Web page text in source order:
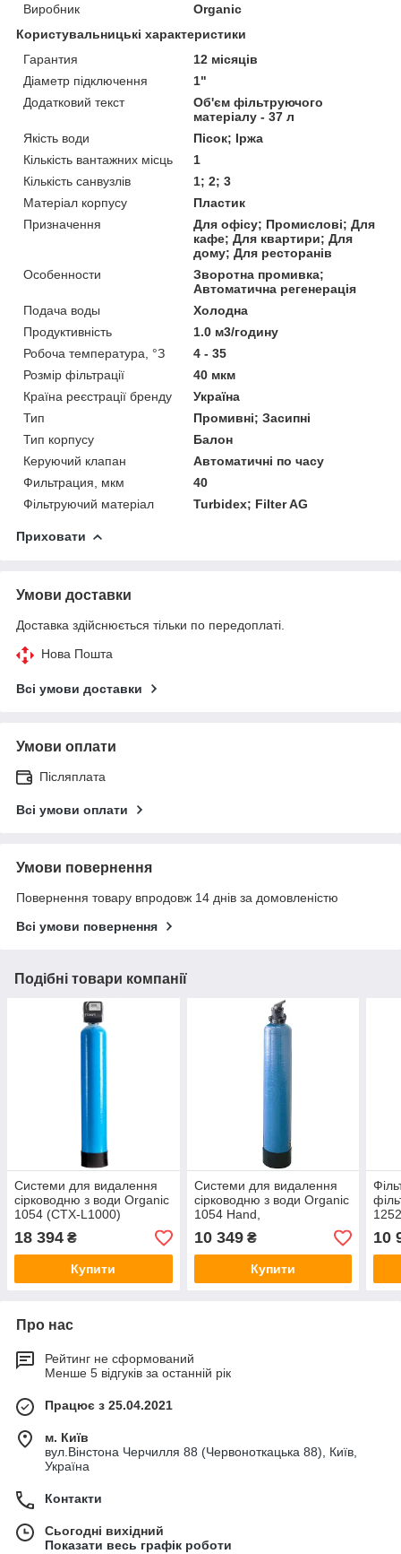
Виробник
Organic
Користувальницькі характеристики
Гарантия
12 місяців
Діаметр підключення
1"
Додатковий текст
Об'єм фільтруючого
матеріалу - 37 л
Якість води
Пісок; Іржа
Кількість вантажних місць
1
Кількість санвузлів
1; 2; 3
Матеріал корпусу
Пластик
Призначення
Для офісу; Промислові; Для
кафе; Для квартири; Для
дому; Для ресторанів
Особенности
Зворотна промивка;
Автоматична регенерація
Подача воды
Холодна
Продуктивність
1.0 м3/годину
Робоча температура, °З
4 - 35
Розмір фільтрації
40 мкм
Країна реєстрації бренду
Україна
Тип
Промивні; Засипні
Тип корпусу
Балон
Керуючий клапан
Автоматичні по часу
Фильтрация, мкм
40
Фільтруючий матеріал
Turbidex; Filter AG
Приховати
Умови доставки
Доставка здійснюється тільки по передоплаті.
Нова Пошта
Всі умови доставки
Умови оплати
Післяплата
Всі умови оплати
Умови повернення
Повернення товару впродовж 14 днів за домовленістю
Всі умови повернення
Подібні товари компанії
Системи для видалення
сірководню з води Organic
1054 (CTX-L1000)
18 394 ₴
Купити
Системи для видалення
сірководню з води Organic
1054 Hand,
продуктивністю до 1,0 м3/
годину
10 349₴
Купити
10
Про нас
Рейтинг не сформований
Менше 5 відгуків за останній рік
Працює з 25.04.2021
м. Київ
вул.Вінстона Черчилля 88 (Червоноткацька 88), Київ,
Україна
Контакти
Сьогодні вихідний
Показати весь графік роботи